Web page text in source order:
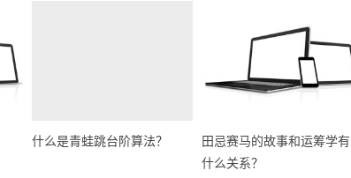
什么是青蛙跳台阶算法？
田忌赛马的故事和运筹学有
什么关系？